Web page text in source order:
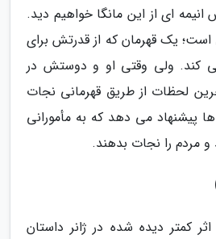
ای از این مانگا خواهیم دید.
است؛ یک قهرمان که از قدرتش برای
کند. ولی وقتی او و دوستش در
لحظات از طریق قهرمانی نجات
پیشنهاد می دهد که به مأمورانی
مردم را نجات بدهند.
کمتر دیده شده در ژانر داستان